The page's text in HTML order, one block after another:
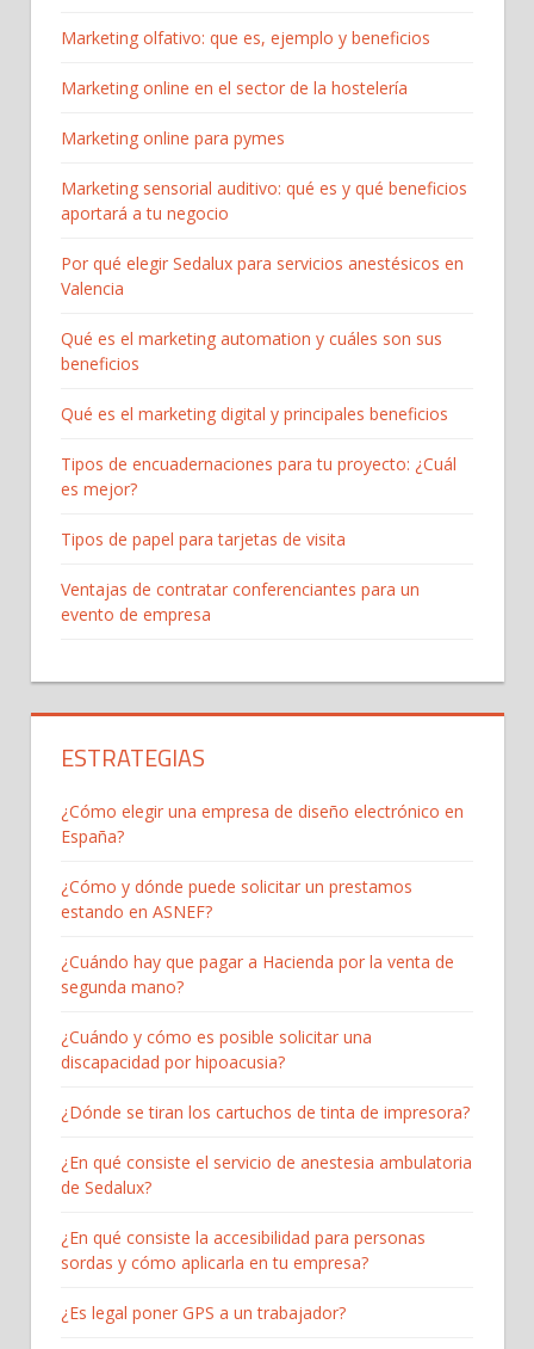
Marketing olfativo: que es, ejemplo y beneficios
Marketing online en el sector de la hostelería
Marketing online para pymes
Marketing sensorial auditivo: qué es y qué beneficios
aportará a tu negocio
Por qué elegir Sedalux para servicios anestésicos en
Valencia
Qué es el marketing automation y cuáles son sus
beneficios
Qué es el marketing digital y principales beneficios
Tipos de encuadernaciones para tu proyecto: ¿Cuál
es mejor?
Tipos de papel para tarjetas de visita
Ventajas de contratar conferenciantes para un
evento de empresa
ESTRATEGIAS
¿Cómo elegir una empresa de diseño electrónico en
España?
¿Cómo y dónde puede solicitar un prestamos
estando en ASNEF?
¿Cuándo hay que pagar a Hacienda por la venta de
segunda mano?
¿Cuándo y cómo es posible solicitar una
discapacidad por hipoacusia?
¿Dónde se tiran los cartuchos de tinta de impresora?
¿En qué consiste el servicio de anestesia ambulatoria
de Sedalux?
¿En qué consiste la accesibilidad para personas
sordas y cómo aplicarla en tu empresa?
¿Es legal poner GPS a un trabajador?